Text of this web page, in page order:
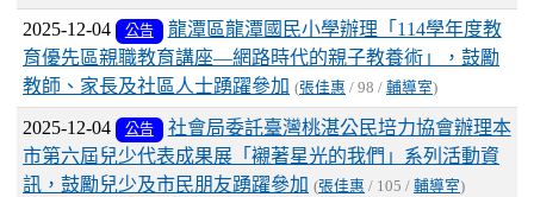
2025-12-04 公告
龍潭區龍潭國民小學辦理「114學年度教
育優先區親職教育講座—網路時代的親子教養術」，鼓勵
教師、家長及社區人士踴躍參加 (張佳惠 / 98 / 輔導室)
2025-12-04 公告
社會局委託臺灣桃湛公民培力協會辦理本
市第六屆兒少代表成果展「襯著星光的我們」系列活動資
訊，鼓勵兒少及市民朋友踴躍參加 (張佳惠 / 105 / 輔導室)